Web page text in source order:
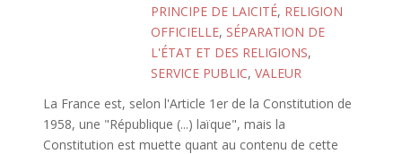
PRINCIPE DE LAICITÉ, RELIGION
OFFICIELLE, SÉPARATION DE
L'ÉTAT ET DES RELIGIONS,
SERVICE PUBLIC, VALEUR
La France est, selon l'Article 1er de la Constitution de
1958, une "République (...) laïque", mais la
Constitution est muette quant au contenu de cette